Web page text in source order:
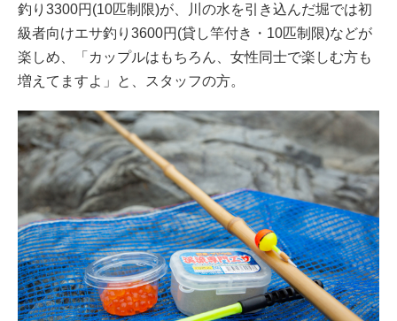
釣り3300円(10匹制限)が、川の水を引き込んだ堀では初
級者向けエサ釣り3600円(貸し竿付き・10匹制限)などが
楽しめ、「カップルはもちろん、女性同士で楽しむ方も
増えてますよ」と、スタッフの方。